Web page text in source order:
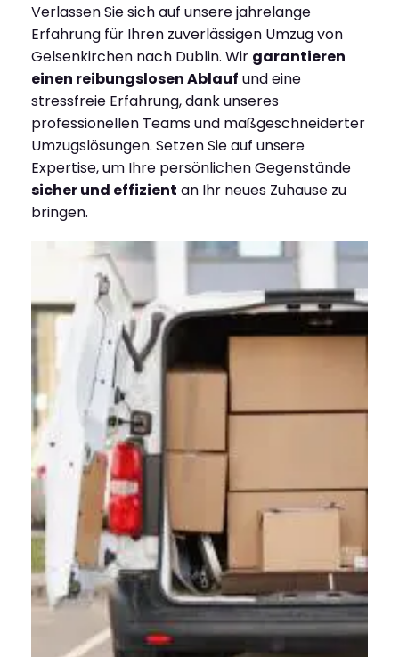
Verlassen Sie sich auf unsere jahrelange
Erfahrung für Ihren zuverlässigen Umzug von
Gelsenkirchen nach Dublin. Wir garantieren
einen reibungslosen Ablauf und eine
stressfreie Erfahrung, dank unseres
professionellen Teams und maßgeschneiderter
Umzugslösungen. Setzen Sie auf unsere
Expertise, um Ihre persönlichen Gegenstände
sicher und effizient an Ihr neues Zuhause zu
bringen.